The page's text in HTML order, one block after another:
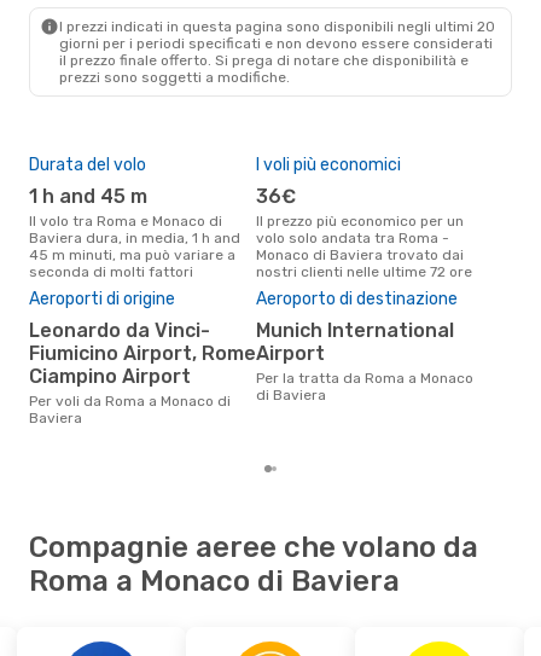
I prezzi indicati in questa pagina sono disponibili negli ultimi 20
giorni per i periodi specificati e non devono essere considerati
il ​​prezzo finale offerto. Si prega di notare che disponibilità e
prezzi sono soggetti a modifiche.
Durata del volo
1 h and 45 m
Il volo tra Roma e Monaco di
Baviera dura, in media, 1 h and
45 m minuti, ma può variare a
seconda di molti fattori
I voli più economici
36€
Il prezzo più economico per un
volo solo andata tra Roma -
Monaco di Baviera trovato dai
nostri clienti nelle ultime 72 ore
Aeroporti di origine
Leonardo da Vinci-
Fiumicino Airport, Rome
Ciampino Airport
Per voli da Roma a Monaco di
Baviera
Aeroporto di destinazione
Munich International
Airport
Per la tratta da Roma a Monaco
di Baviera
Compagnie aeree che volano da
Roma a Monaco di Baviera